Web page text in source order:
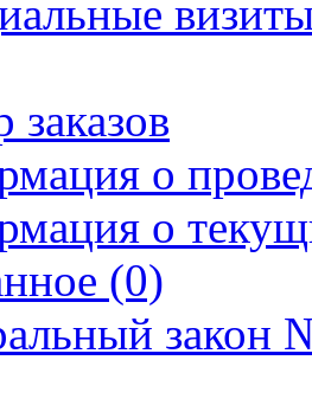
заказов
о
о
(0)
закон